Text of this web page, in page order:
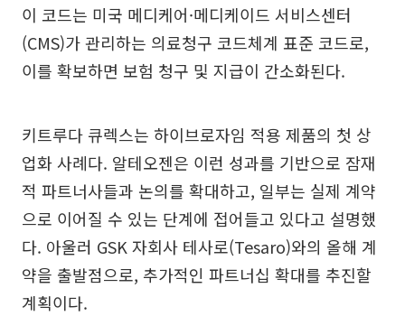
이 코드는 미국 메디케어·메디케이드 서비스센터
(CMS)가 관리하는 의료청구 코드체계 표준 코드로,
이를 확보하면 보험 청구 및 지급이 간소화된다.
키트루다 큐렉스는 하이브로자임 적용 제품의 첫 상
업화 사례다. 알테오젠은 이런 성과를 기반으로 잠재
적 파트너사들과 논의를 확대하고, 일부는 실제 계약
으로 이어질 수 있는 단계에 접어들고 있다고 설명했
다. 아울러 GSK 자회사 테사로(Tesaro)와의 올해 계
약을 출발점으로, 추가적인 파트너십 확대를 추진할
계획이다.